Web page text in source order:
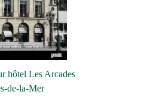
hôtel Les Arcades
de-la-Mer